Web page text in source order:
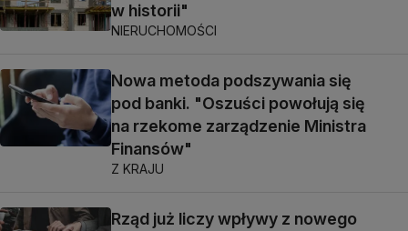
w historii"
NIERUCHOMOŚCI
Nowa metoda podszywania się
pod banki. "Oszuści powołują się
na rzekome zarządzenie Ministra
Finansów"
Z KRAJU
Rząd już liczy wpływy z nowego